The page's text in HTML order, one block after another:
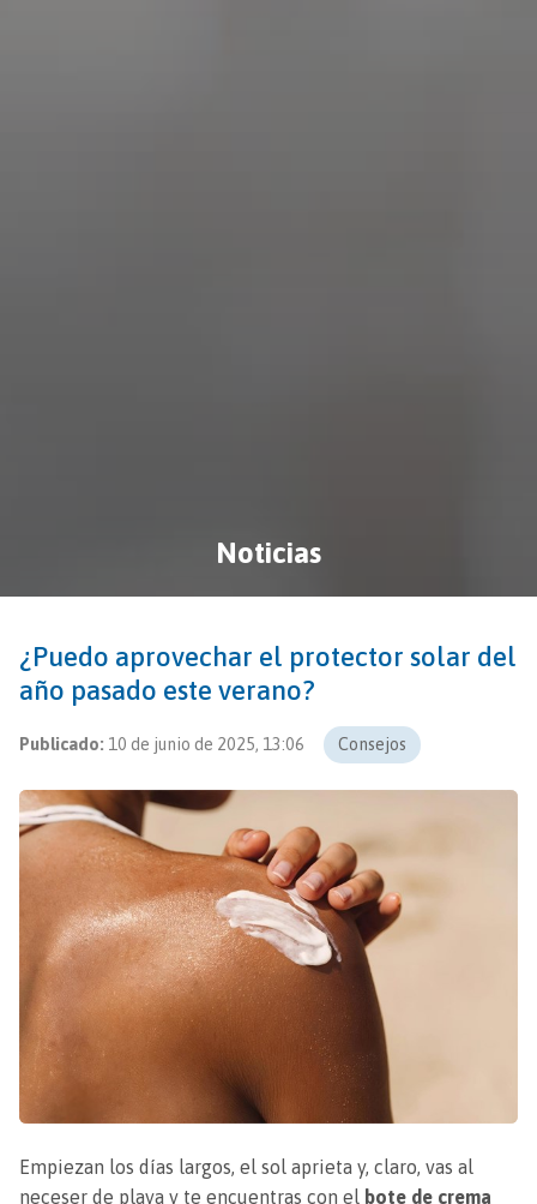
Noticias
¿Puedo aprovechar el protector solar del
año pasado este verano?
Publicado: 10 de junio de 2025, 13:06 Consejos
Empiezan los días largos, el sol aprieta y, claro, vas al
neceser de playa y te encuentras con el
bote de crema